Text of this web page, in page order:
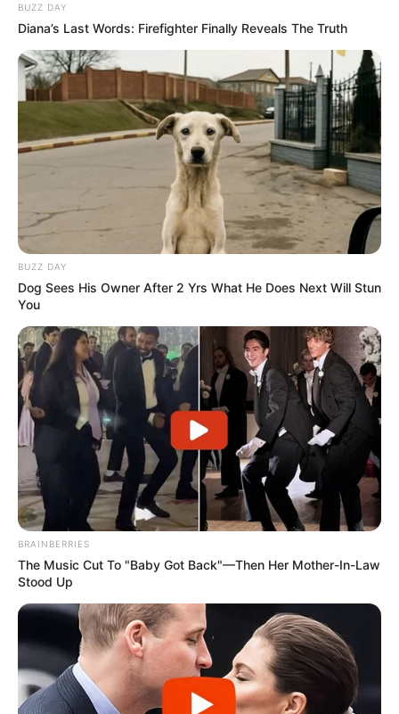
BUZZ DAY
Diana’s Last Words: Firefighter Finally Reveals The Truth
BUZZ DAY
Dog Sees His Owner After 2 Yrs What He Does Next Will Stun
You
BRAINBERRIES
The Music Cut To "Baby Got Back"—Then Her Mother-In-Law
Stood Up